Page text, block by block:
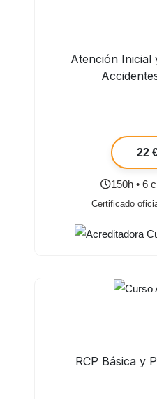
Atención Inicial
22
150h • 6
Certificado
RCP Básica y